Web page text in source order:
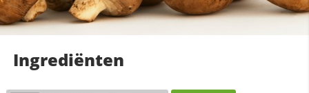
Ingrediënten